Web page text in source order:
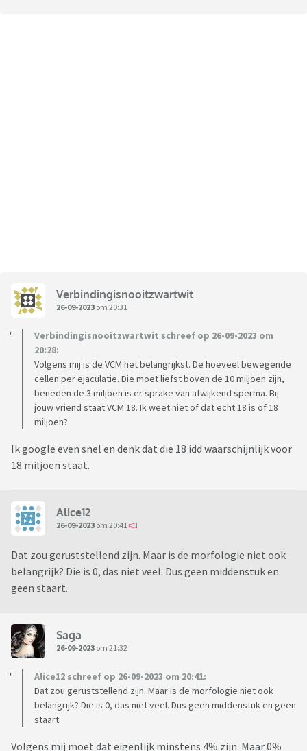
Verbindingisnooitzwartwit
26-09-2023 om 20:31
Verbindingisnooitzwartwit schreef op 26-09-2023 om
20:28:
Volgens mij is de VCM het belangrijkst. De hoeveel bewegende
cellen per ejaculatie. Die moet liefst boven de 10 miljoen zijn,
beneden de 3 miljoen is er sprake van afwijkend sperma. Bij
jouw vriend staat VCM 18. Ik weet niet of dat echt 18 is of 18
miljoen?
Ik google even snel en denk dat die 18 idd waarschijnlijk voor
18 miljoen staat.
Alice12
26-09-2023 om 20:41
Dat zou geruststellend zijn. Maar is de morfologie niet ook
belangrijk? Die is 0, das niet veel. Dus geen middenstuk en
geen staart.
Saga
26-09-2023 om 21:32
Alice12 schreef op 26-09-2023 om 20:41:
Dat zou geruststellend zijn. Maar is de morfologie niet ook
belangrijk? Die is 0, das niet veel. Dus geen middenstuk en geen
staart.
Volgens mij moet dat eigenlijk minstens 4% zijn. Maar 0%